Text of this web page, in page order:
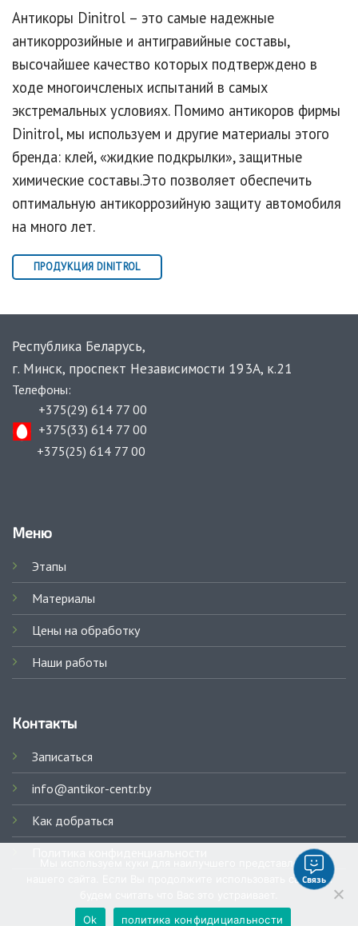
Антикоры Dinitrol – это самые надежные
антикоррозийные и антигравийные составы,
высочайшее качество которых подтверждено в
ходе многоичсленых испытаний в самых
экстремальных условиях. Помимо антикоров фирмы
Dinitrol, мы используем и другие материалы этого
бренда: клей, «жидкие подкрылки», защитные
химические составы.Это позволяет обеспечить
оптимальную антикоррозийную защиту автомобиля
на много лет.
ПРОДУКЦИЯ DINITROL
Республика Беларусь,
г. Минск, проспект Независимости 193А, к.21
Телефоны:
+375(29) 614 77 00
+375(33) 614 77 00
+375(25) 614 77 00
Меню
Этапы
Материалы
Цены на обработку
Наши работы
Контакты
Записаться
info@antikor-centr.by
Как добраться
Мы используем куки для наилучшего представления
нашего сайта. Если Вы продолжите использовать сайт, мы
Ok
политика конфидициальности
Связь